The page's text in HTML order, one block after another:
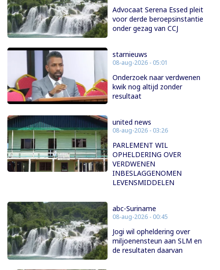
Advocaat Serena Essed pleit
voor derde beroepsinstantie
onder gezag van CCJ
starnieuws
08-aug-2026 - 05:01
Onderzoek naar verdwenen
kwik nog altijd zonder
resultaat
united news
08-aug-2026 - 03:26
PARLEMENT WIL
OPHELDERING OVER
VERDWENEN
INBESLAGGENOMEN
LEVENSMIDDELEN
abc-Suriname
08-aug-2026 - 00:45
Jogi wil opheldering over
miljoenensteun aan SLM en
de resultaten daarvan